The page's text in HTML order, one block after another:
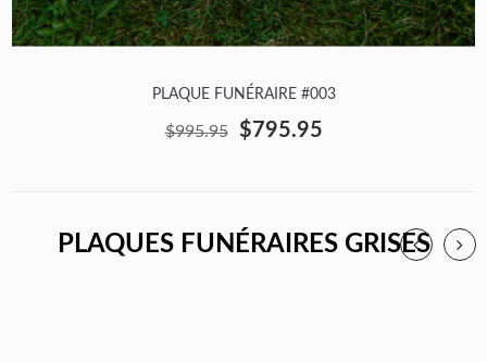
PLAQUE FUNÉRAIRE #003
$995.95 $795.95
PLAQUES FUNÉRAIRES GRISES